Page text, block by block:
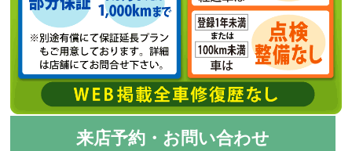
来店予約・お問い合わせ